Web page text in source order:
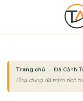
Trang chủ Đá Cảnh
Ứng dụng đá trầm tích